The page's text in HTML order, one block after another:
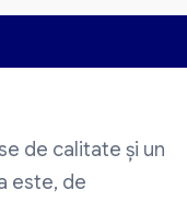
de calitate și un
este, de